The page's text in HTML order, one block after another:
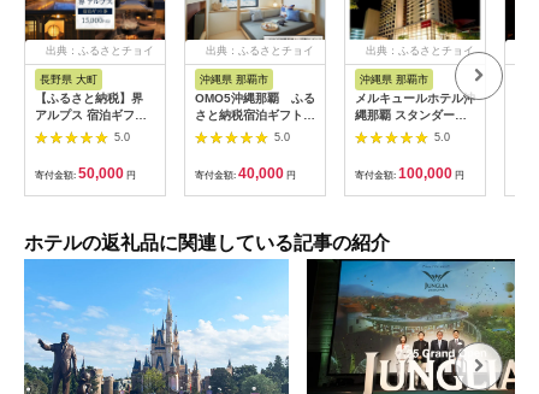
出典：ふるさとチョイ
ス
長野県 大町
【ふるさと納税】界
アルプス 宿泊ギフト
券（15,000円分）
【星野リゾート】
5.0
寄付金額: 50,000 円
出典：ふるさとチョイ
ス
沖縄県 那覇市
OMO5沖縄那覇 ふる
さと納税宿泊ギフト券
(12,000円)
5.0
寄付金額: 40,000 円
出典：ふるさとチョイ
沖縄県 那覇市
メルキュールホテル沖
縄那覇 スタンダード
ルーム（1泊朝食付き
ペア宿泊券） ★特典
スパークリングワイン
１本★
5.0
寄付金額: 100,000 円
ホテルの返礼品に関連している記事の紹介